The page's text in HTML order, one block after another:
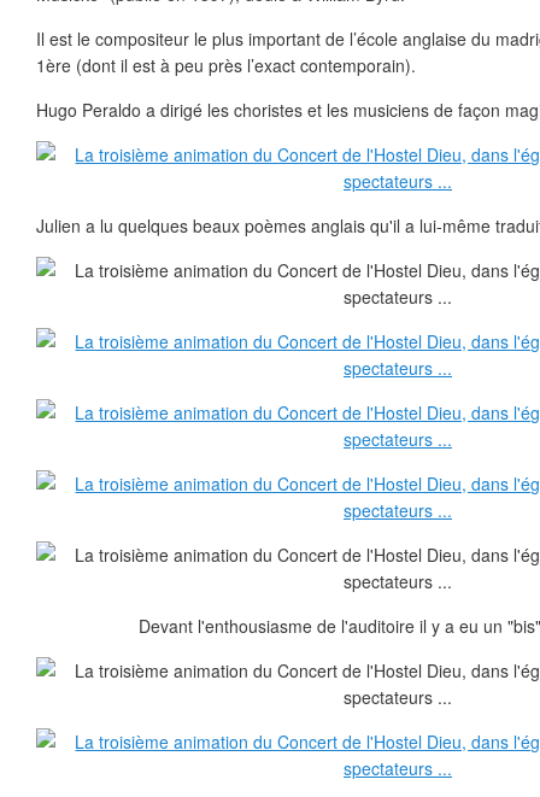
Il est le compositeur le plus important de l’école anglaise du
1ère (dont il est à peu près l’exact contemporain).
Hugo Peraldo a dirigé les choristes et les musiciens de façon
Julien a lu quelques beaux poèmes anglais qu'il a lui-même
Devant l'enthousiasme de l'auditoire il y a eu un